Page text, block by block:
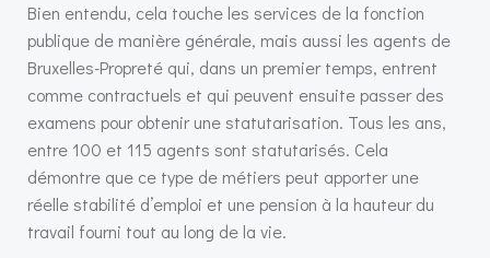
Bien entendu, cela touche les services de la fonction
publique de manière générale, mais aussi les agents de
Bruxelles-Propreté qui, dans un premier temps, entrent
comme contractuels et qui peuvent ensuite passer des
examens pour obtenir une statutarisation. Tous les ans,
entre 100 et 115 agents sont statutarisés. Cela
démontre que ce type de métiers peut apporter une
réelle stabilité d’emploi et une pension à la hauteur du
travail fourni tout au long de la vie.